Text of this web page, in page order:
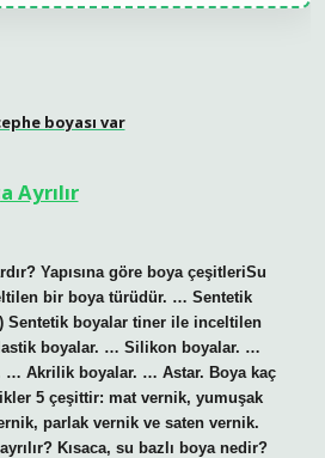
boyası var
Ayrılır
Yapısına göre boya çeşitleriSu
bir boya türüdür. … Sentetik
Sentetik boyalar tiner ile inceltilen
boyalar. … Silikon boyalar. …
… Akrilik boyalar. … Astar. Boya kaç
5 çeşittir: mat vernik, yumuşak
parlak vernik ve saten vernik.
Kısaca, su bazlı boya nedir?